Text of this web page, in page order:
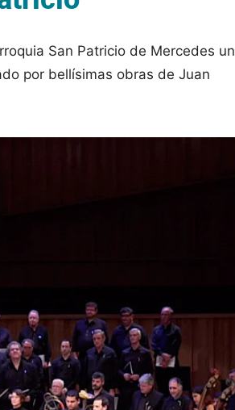
San Patricio de Mercedes un
por bellísimas obras de Juan